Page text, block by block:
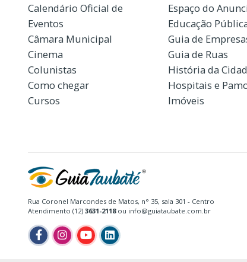
Calendário Oficial de
Eventos
Câmara Municipal
Cinema
Colunistas
Como chegar
Cursos
Espaço do
Educação
Guia de
Guia de Ruas
História da
Hospitais e
Imóveis
Rua Coronel Marcondes de Matos, n° 35, sala 301 - Centro
Atendimento (12) 3631-2118ou info@guiataubate.com.br